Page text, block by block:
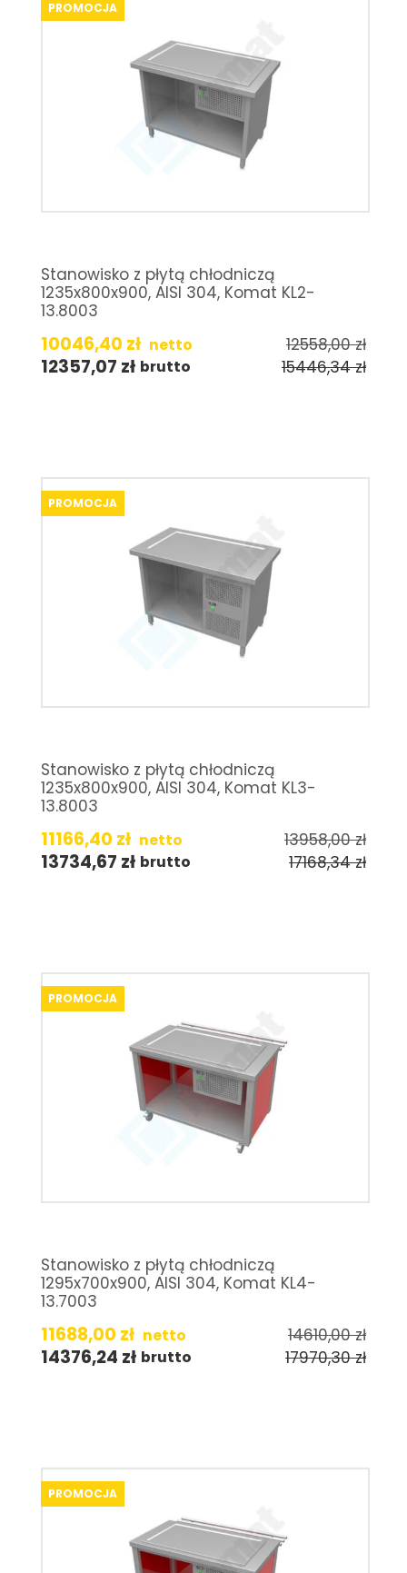
PROMOCJA
Stanowisko z płytą chłodniczą
1235x800x900, AISI 304, Komat KL2-
13.8003
10046,40 zł netto 12558,00zł
12357,07 zł brutto 15446,34zł
PROMOCJA
Stanowisko z płytą chłodniczą
1235x800x900, AISI 304, Komat KL3-
13.8003
11166,40 zł netto 13958,00zł
13734,67 zł brutto 17168,34zł
PROMOCJA
Stanowisko z płytą chłodniczą
1295x700x900, AISI 304, Komat KL4-
13.7003
11688,00 zł netto 14610,00zł
14376,24 zł brutto 17970,30zł
PROMOCJA